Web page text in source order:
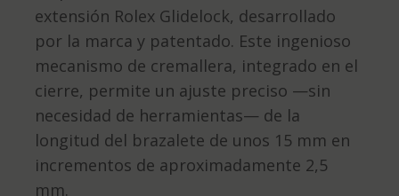
extensión Rolex Glidelock, desarrollado
por la marca y patentado. Este ingenioso
mecanismo de cremallera, integrado en el
cierre, permite un ajuste preciso —sin
necesidad de herramientas— de la
longitud del brazalete de unos 15 mm en
incrementos de aproximadamente 2,5
mm.